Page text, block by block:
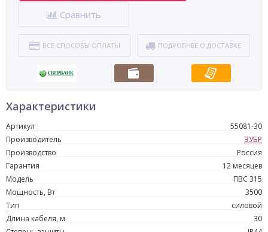
Сравнить
ВСЕ СПОСОБЫ ОПЛАТЫ ПОДРОБНЕЕ О ДОСТАВКЕ
Характеристики
Артикул
55081-30
Производитель
ЗУБР
Производство
Россия
Гарантия
12 месяцев
Модель
ПВС 315
Мощность, Вт
3500
Тип
силовой
Длина кабеля, м
30